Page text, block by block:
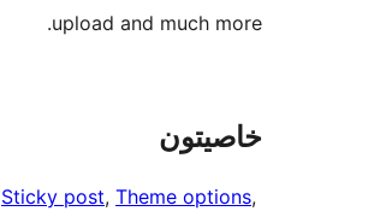
upload and much more.
خاصيتون
Sticky post, Theme options